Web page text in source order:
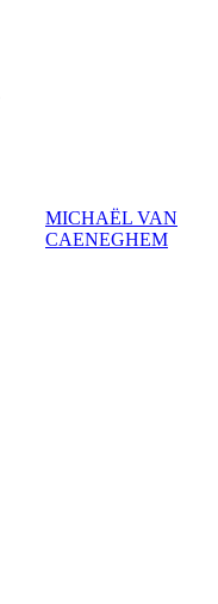
MICHAËL VAN
CAENEGHEM